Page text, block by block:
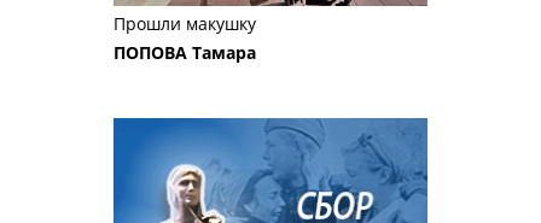
Прошли макушку
ПОПОВА Тамара